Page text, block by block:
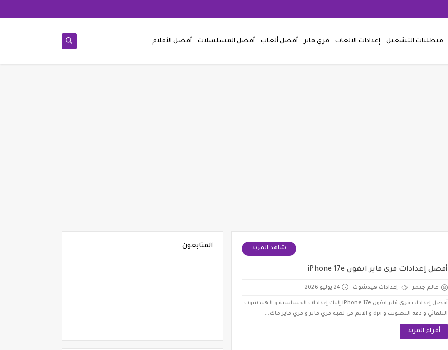
متطلبات التشغيل إعدادات الالعاب فري فاير أفضل ألعاب أفضل المسلسلات أفضل الأفلام
شاهد المزيد
أفضل إعدادات فري فاير ايفون iPhone 17e
عالم جيمز إعدادات-هيدشوت 24 يوليو 2026
أفضل إعدادات فري فاير ايفون iPhone 17e إليك إعدادات الحساسية و الهيدشوت
التلقائي و دقة التصويب و dpi و الايم في لعبة فري فاير و فري فاير ماك...
أقراء المزيد
المتابعون